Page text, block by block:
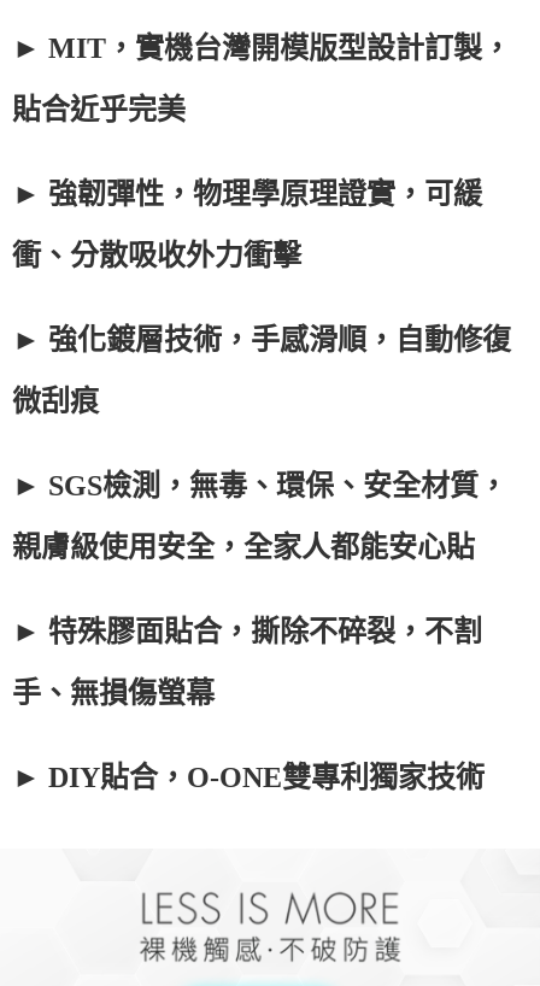
► MIT，實機台灣開模版型設計訂製，
貼合近乎完美
► 強韌彈性，物理學原理證實，可緩
衝、分散吸收外力衝擊
► 強化鍍層技術，手感滑順，自動修復
微刮痕
► SGS檢測，無毒、環保、安全材質，
親膚級使用安全，全家人都能安心貼
► 特殊膠面貼合，撕除不碎裂，不割
手、無損傷螢幕
► DIY貼合，O-ONE雙專利獨家技術